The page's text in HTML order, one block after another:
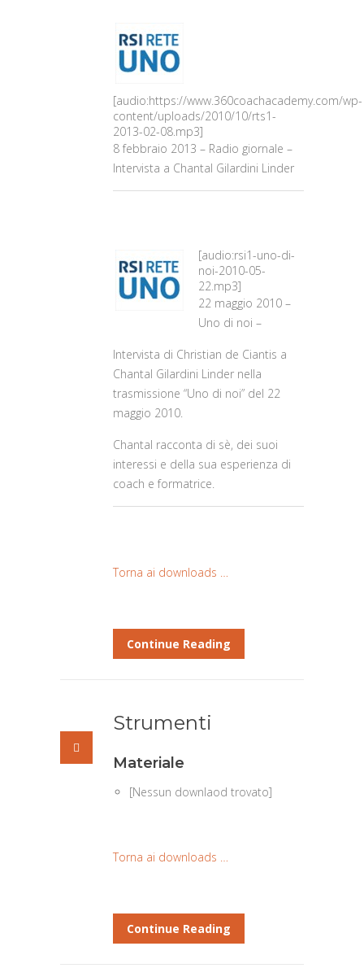
[audio:https://www.360coachacademy.com/wp-
content/uploads/2010/10/rts1-
2013-02-08.mp3]
8 febbraio 2013 – Radio giornale –
Intervista a Chantal Gilardini Linder
[audio:rsi1-uno-di-
noi-2010-05-
22.mp3]
22 maggio 2010 –
Uno di noi –
Intervista di Christian de Ciantis a
Chantal Gilardini Linder nella
trasmissione “Uno di noi” del 22
maggio 2010.
Chantal racconta di sè, dei suoi
interessi e della sua esperienza di
coach e formatrice.
Torna ai downloads …
Continue Reading
Strumenti
Materiale
[Nessun downlaod trovato]
Torna ai downloads …
Continue Reading